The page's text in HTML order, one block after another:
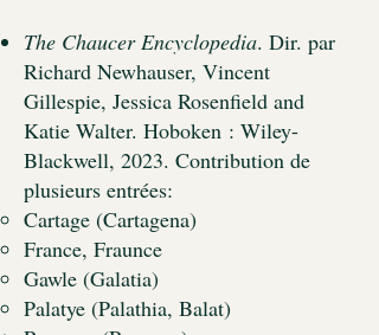
The Chaucer Encyclopedia. Dir. par
Richard Newhauser, Vincent
Gillespie, Jessica Rosenfield and
Katie Walter. Hoboken : Wiley-
Blackwell, 2023. Contribution de
plusieurs entrées:
Cartage (Cartagena)​
France, Fraunce
Gawle (Galatia)
Palatye (Palathia, Balat)